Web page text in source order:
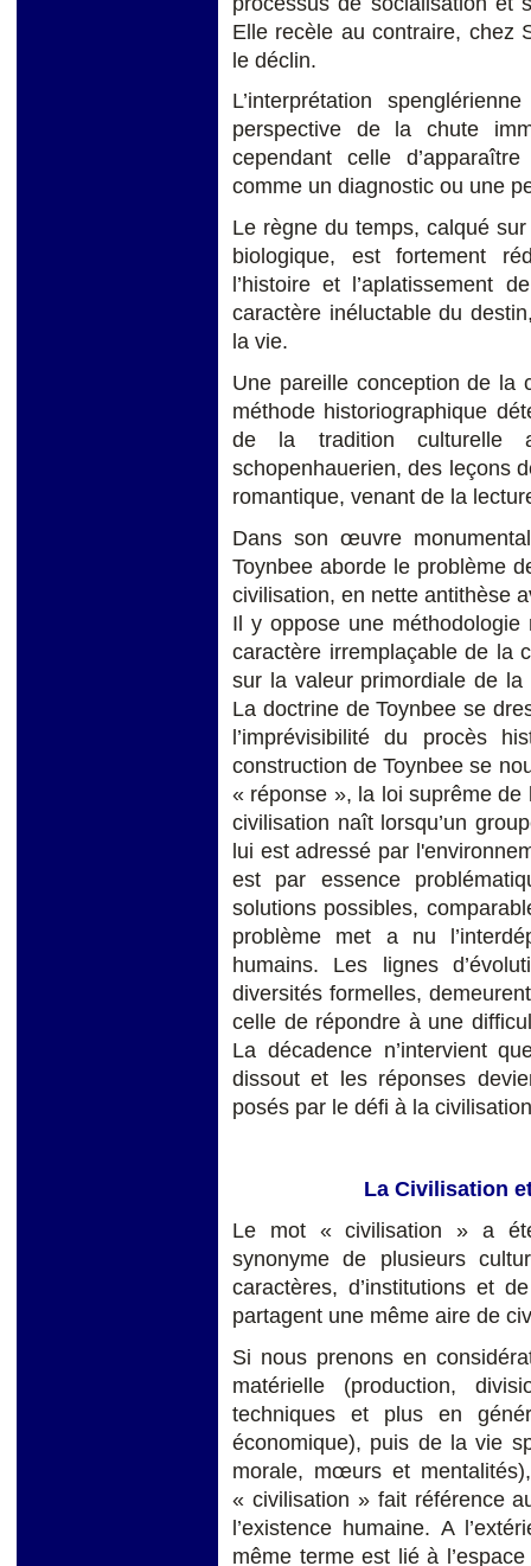
Elle recèle au contraire, chez
le déclin.
L’interprétation
perspective de la chute
cependant celle
comme un diagnostic ou une
Le règne du temps, calqué
biologique, est fortement
l’histoire et l’aplatissement
caractère inéluctable du
la vie.
Une pareille conception de la
méthode historiographique
de la tradition culturelle
schopenhauerien, des leçons
romantique, venant de la
Dans son œuvre
Toynbee aborde le problème
civilisation, en nette antithèse
Il y oppose une
caractère irremplaçable de la
sur la valeur primordiale de la
La doctrine de Toynbee se
l’imprévisibilité du procès
construction de Toynbee se
« réponse », la loi suprême
civilisation naît lorsqu’un
lui est adressé par
est par essence
solutions possibles,
problème met a nu
humains. Les lignes
diversités formelles,
celle de répondre à une
La décadence n’intervient
dissout et les réponses
posés par le défi à la
La Civilisation
Le mot « civilisation » a
synonyme de plusieurs
caractères, d’institutions et
partagent une même aire de
Si nous prenons en
matérielle (production,
techniques et plus en
économique), puis de la vie
morale, mœurs et
« civilisation » fait référence
l’existence humaine. A
même terme est lié à